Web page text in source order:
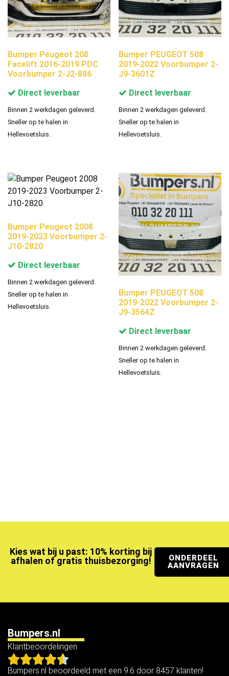
Bumper Peugeot 208
Facelift 2016-2019 PDC
Voorbumper 2-J2-886
Direct leverbaar
Binnen 2 werkdagen geleverd.
Sneller op te halen in
Hellevoetsluis.
Bumper PEUGEOT 508
2019-2022 Voorbumper 2-
J9-3601Z
Direct leverbaar
Binnen 2 werkdagen geleverd.
Sneller op te halen in
Hellevoetsluis.
Bumper Peugeot 2008
2019-2023 Voorbumper 2-
J10-2820
Direct leverbaar
Binnen 2 werkdagen geleverd.
Sneller op te halen in
Hellevoetsluis.
Bumper PEUGEOT 508
2019-2022 Voorbumper 2-
J9-3564Z
Direct leverbaar
Binnen 2 werkdagen geleverd.
Sneller op te halen in
Hellevoetsluis.
Kies wat bij u past: 10% korting bij
afhalen of gratis thuisbezorging!
ONDERDEEL
AANVRAGEN
Bumpers.nl
Klantbeoordelingen
Bumpers.nl beoordeeld met een 9.6 door 8457 klanten!